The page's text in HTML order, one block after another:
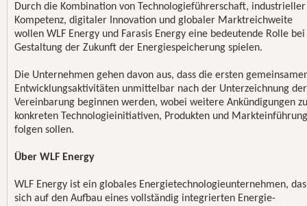
Durch die Kombination von Technologieführerschaft, industrieller
Kompetenz, digitaler Innovation und globaler Marktreichweite
wollen WLF Energy und Farasis Energy eine bedeutende Rolle
Gestaltung der Zukunft der Energiespeicherung spielen.
Die Unternehmen gehen davon aus, dass die ersten
Entwicklungsaktivitäten unmittelbar nach der Unterzeichnung der
Vereinbarung beginnen werden, wobei weitere Ankündigungen zu
konkreten Technologieinitiativen, Produkten und
folgen sollen.
Über WLF Energy
WLF Energy ist ein globales Energietechnologieunternehmen, das
sich auf den Aufbau eines vollständig integrierten Energie-